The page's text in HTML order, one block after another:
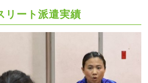
リート派遣実績